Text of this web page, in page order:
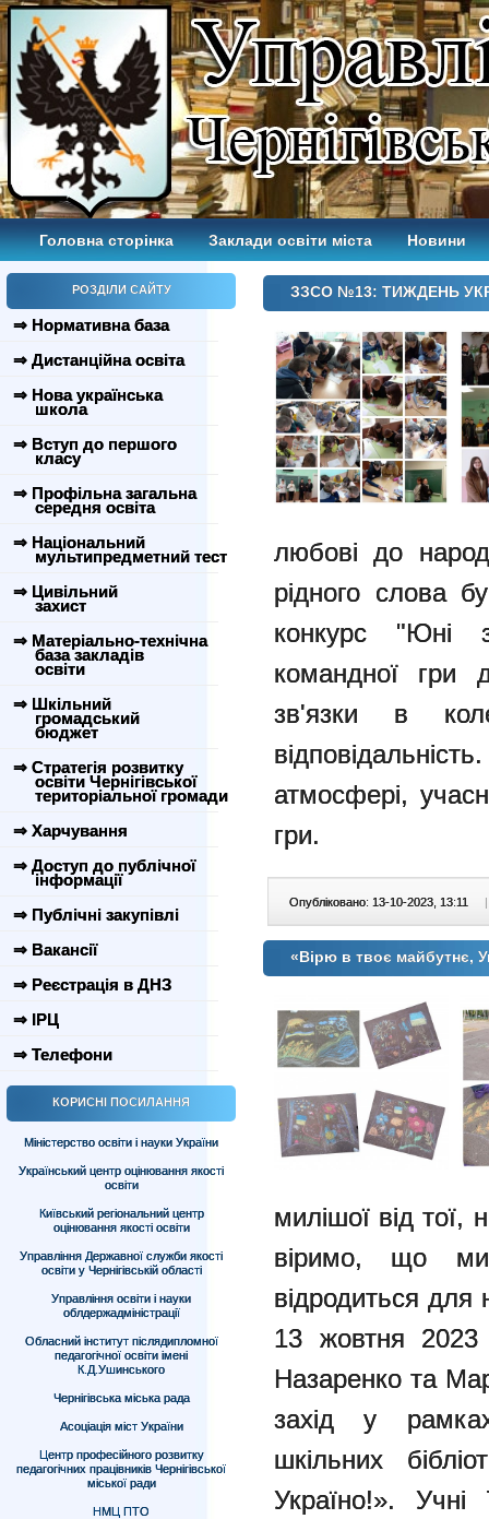
Головна сторінка Заклади освіти міста Новини
РОЗДІЛИ САЙТУ
⇒ Нормативна база
⇒ Дистанційна освіта
⇒ Нова українська
школа
⇒ Вступ до першого
класу
⇒ Профільна загальна
середня освіта
⇒ Національний
мультипредметний тест
⇒ Цивільний
захист
⇒ Матеріально-технічна
база закладів
освіти
⇒ Шкільний
громадський
бюджет
⇒ Стратегія розвитку
освіти Чернігівської
територіальної громади
⇒ Харчування
⇒ Доступ до публічної
інформації
⇒ Публічні закупівлі
⇒ Вакансії
⇒ Реєстрація в ДНЗ
⇒ ІРЦ
⇒ Телефони
КОРИСНІ ПОСИЛАННЯ
Міністерство освіти і науки України
Український центр оцінювання якості
освіти
Київський регіональний центр
оцінювання якості освіти
Управління Державної служби якості
освіти у Чернігівській області
Управління освіти і науки
облдержадміністрації
Обласний інститут післядипломної
педагогічної освіти імені
К.Д.Ушинського
Чернігівська міська рада
Асоціація міст України
Центр професійного розвитку
педагогічних працівників Чернігівської
міської ради
НМЦ ПТО
ЗЗСО №13: ТИЖДЕНЬ
любові до
рідного слова
конкурс "Юні
командної гри
зв'язки в
атмосфері,
гри.
Опубліковано: 13-10-2023, 13:11 |
«Вірю в твоє майбутнє,
милішої від тої,
віримо, що
відродиться для
13 жовтня 2023
Назаренко та
захід у рамках
шкільних
Україно!».